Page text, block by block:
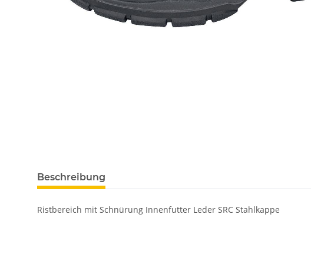
Beschreibung
Ristbereich mit Schnürung Innenfutter Leder SRC Stahlkappe